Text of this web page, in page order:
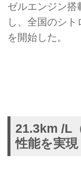
ゼルエンジン搭
し、全国のシ
を開始した。
21.3km /L
性能を実現